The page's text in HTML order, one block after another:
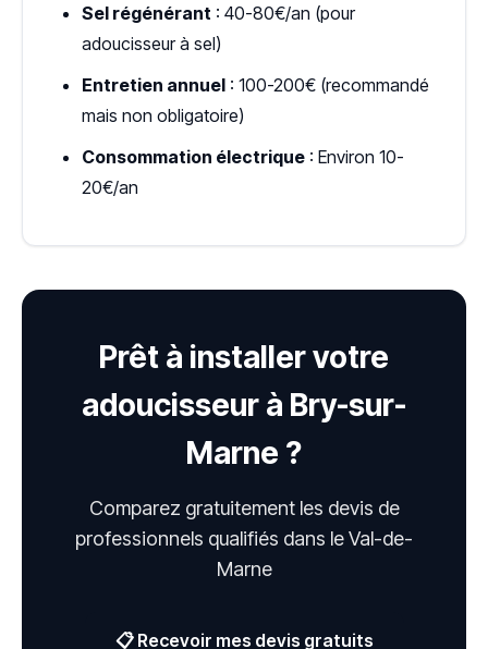
Sel régénérant : 40-80€/an (pour
adoucisseur à sel)
Entretien annuel : 100-200€ (recommandé
mais non obligatoire)
Consommation électrique : Environ 10-
20€/an
Prêt à installer votre
adoucisseur à Bry-sur-
Marne ?
Comparez gratuitement les devis de
professionnels qualifiés dans le Val-de-
Marne
📋 Recevoir mes devis gratuits